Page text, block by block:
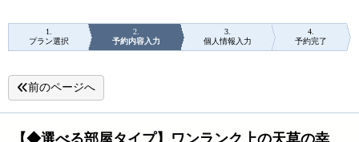
1
プラン選択
2
予約内容入力
3
個人情報入力
4
予約完了
前のページへ
【◆選べる部屋タイプ】ワンランク上の天草の幸